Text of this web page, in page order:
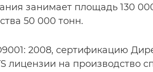
занимает площадь 130
50 000 тонн.
2008, сертификацию
на производство